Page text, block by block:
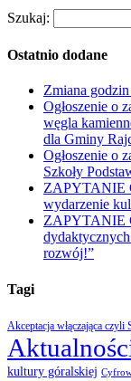
Szukaj:
Ostatnio dodane
Zmiana
Ogłoszenie o
węgla
dla Gminy
Ogłoszenie o
Szkoły
ZAPYTANIE
wydarzenie
ZAPYTANIE
rozwój!”
Tagi
Akceptacja włączająca
kultury góralskiej